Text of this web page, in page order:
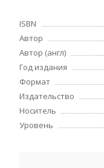
ISBN
Автор
Автор (англ)
Год издания
Формат
Издательство
Носитель
Уровень